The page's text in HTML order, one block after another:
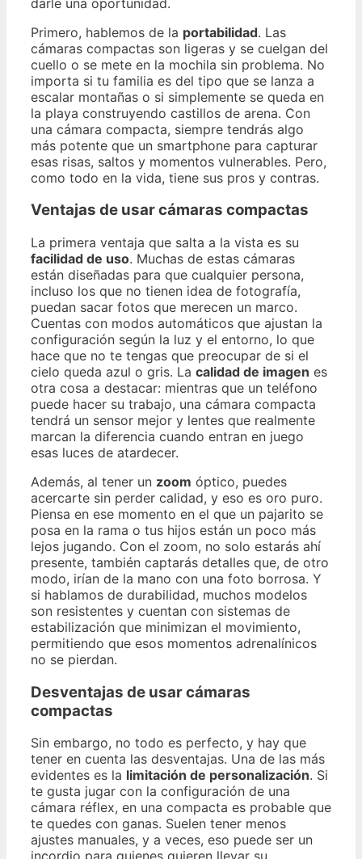
Primero, hablemos de la portabilidad. Las
cámaras compactas son ligeras y se cuelgan del
cuello o se mete en la mochila sin problema. No
importa si tu familia es del tipo que se lanza a
escalar montañas o si simplemente se queda en
la playa construyendo castillos de arena. Con
una cámara compacta, siempre tendrás algo
más potente que un smartphone para capturar
esas risas, saltos y momentos vulnerables. Pero,
como todo en la vida, tiene sus pros y contras.
Ventajas de usar cámaras compactas
La primera ventaja que salta a la vista es su
facilidad de uso. Muchas de estas cámaras
están diseñadas para que cualquier persona,
incluso los que no tienen idea de fotografía,
puedan sacar fotos que merecen un marco.
Cuentas con modos automáticos que ajustan la
configuración según la luz y el entorno, lo que
hace que no te tengas que preocupar de si el
cielo queda azul o gris. La calidad de imagen es
otra cosa a destacar: mientras que un teléfono
puede hacer su trabajo, una cámara compacta
tendrá un sensor mejor y lentes que realmente
marcan la diferencia cuando entran en juego
esas luces de atardecer.
Además, al tener un zoom óptico, puedes
acercarte sin perder calidad, y eso es oro puro.
Piensa en ese momento en el que un pajarito se
posa en la rama o tus hijos están un poco más
lejos jugando. Con el zoom, no solo estarás ahí
presente, también captarás detalles que, de otro
modo, irían de la mano con una foto borrosa. Y
si hablamos de durabilidad, muchos modelos
son resistentes y cuentan con sistemas de
estabilización que minimizan el movimiento,
permitiendo que esos momentos adrenalínicos
no se pierdan.
Desventajas de usar cámaras
compactas
Sin embargo, no todo es perfecto, y hay que
tener en cuenta las desventajas. Una de las más
evidentes es la limitación de personalización. Si
te gusta jugar con la configuración de una
cámara réflex, en una compacta es probable que
te quedes con ganas. Suelen tener menos
ajustes manuales, y a veces, eso puede ser un